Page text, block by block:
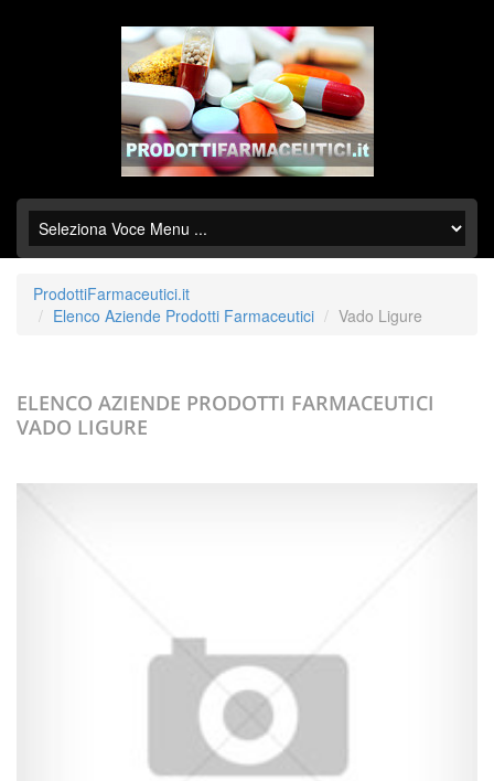
ProdottiFarmaceutici.it
Elenco Aziende Prodotti Farmaceutici
Vado Ligure
ELENCO AZIENDE PRODOTTI FARMACEUTICI
VADO LIGURE